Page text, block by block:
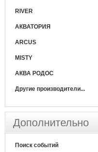
RIVER
АКВАТОРИЯ
ARCUS
MISTY
АКВА РОДОС
Другие производители...
Дополнительно
Поиск событий